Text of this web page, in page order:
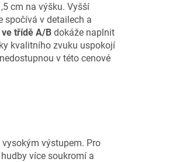
cm na výšku. Vyšší
spočívá v detailech a
ve třídě A/B dokáže naplnit
kvalitního zvuku uspokojí
v této cenové
výstupem. Pro
více soukromí a